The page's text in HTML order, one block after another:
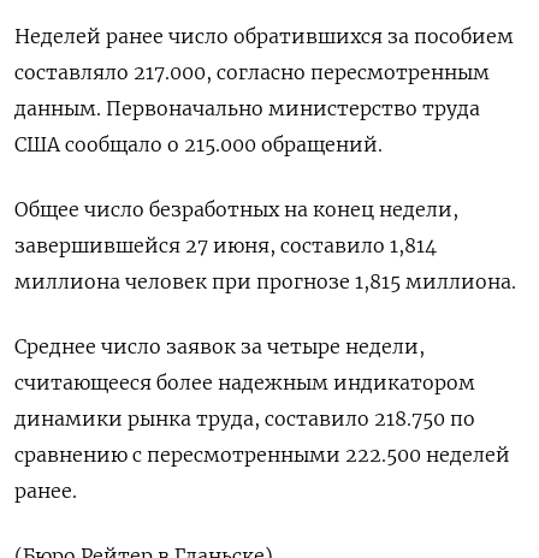
Неделей ранее число обратившихся ​за пособием
‌составляло 217.000, согласно пересмотренным ​
данным. Первоначально министерство труда
‌США сообщало о 215.000 обращений.
Общее число ​безработных ​на ‌конец недели,
завершившейся 27 июня, ​составило 1,814
миллиона человек при прогнозе 1,815 миллиона.
Среднее число заявок за четыре недели,
считающееся ​более надежным ⁠индикатором
динамики рынка труда, ‌составило 218.750 по
сравнению ‌с пересмотренными 222.500 ​неделей
ранее.